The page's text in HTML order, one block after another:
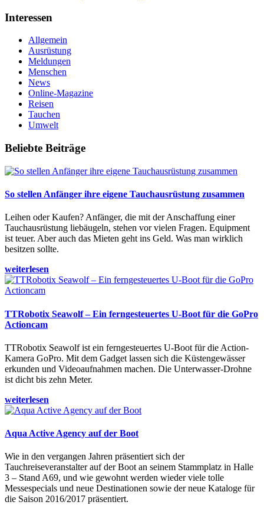
Interessen
Allgemein
Ausrüstung
Meldungen
Menschen
News
Online-Magazine
Reisen
Tauchen
Umwelt
Beliebte Beiträge
So stellen Anfänger ihre eigene Tauchausrüstung zusammen
Leihen oder Kaufen? Anfänger, die mit der Anschaffung einer
Tauchausrüstung liebäugeln, stehen vor vielen Fragen. Equipment
ist teuer. Aber auch das Mieten geht ins Geld. Was man wirklich
besitzen sollte.
weiterlesen
TTRobotix Seawolf – Ein ferngesteuertes U-Boot für die GoPro
Actioncam
TTRobotix Seawolf ist ein ferngesteuertes U-Boot für die Action-
Kamera GoPro. Mit dem Gadget lassen sich die Küstengewässer
erkunden und Videoaufnahmen machen. Die Unterwasser-Drohne
ist dicht bis zehn Meter.
weiterlesen
Aqua Active Agency auf der Boot
Wie in den vergangen Jahren präsentiert sich der
Tauchreiseveranstalter auf der Boot an seinem Stammplatz in Halle
3 – Stand A69, und wie gewohnt werden wieder viele tolle
Messespecials und neue Destinationen sowie der neue Kataloge für
die Saison 2016/2017 präsentiert.